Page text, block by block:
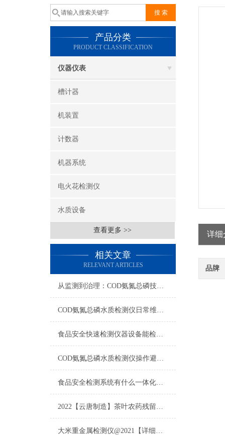
产品分类
PRODUCT CLASSIFICATION
仪器仪表
槽计器
机装置
计数器
机器系统
电火花检测仪
水质设备
查看更多 >>
相关文章
RELEVANT ARTICLES
从监测到治理：COD氨氮总磷技术的双领域实战解析
COD氨氮总磷水质检测仪日常维护与试剂管理，降低故障率就靠这几招
食品安全快速检测仪器设备能检什么？一张表说清适用范围
COD氨氮总磷水质检测仪操作避坑指南：这几个步骤直接影响数据准确性
食品安全检测系统有什么一体化配置·2023仪器仪表推荐·山东云唐
2022【云唐制造】茶叶农药残留检测仪多少钱一台@山东云唐仪器仪表制造
大米重金属检测仪@2021【详细版本】@专业检测大米重金属仪器仪表
详细
品牌